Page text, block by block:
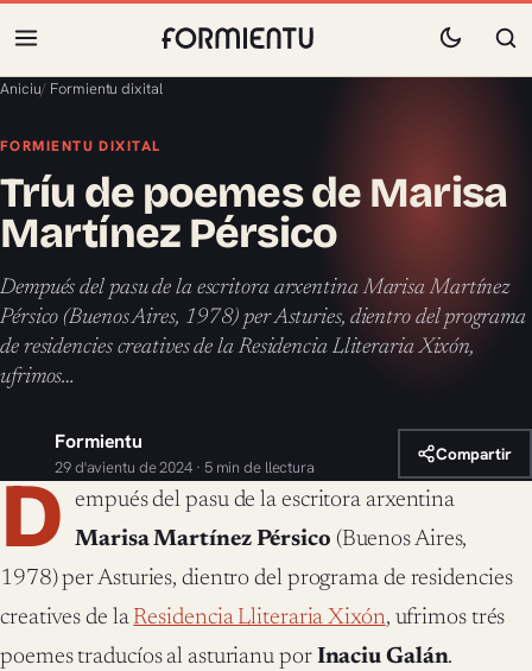
Aniciu/ Formientu dixital
FORMIENTU DIXITAL
Tríu de poemes de Marisa
Martínez Pérsico
Dempués del pasu de la escritora arxentina Marisa Martínez
Pérsico (Buenos Aires, 1978) per Asturies, dientro del programa
de residencies creatives de la Residencia Lliteraria Xixón,
ufrimos…
Formientu
29 d'avientu de 2024 · 5 min de llectura
Compartir
D empués del pasu de la escritora arxentina
Marisa Martínez Pérsico (Buenos Aires,
1978) per Asturies, dientro del programa de residencies
creatives de la Residencia Lliteraria Xixón, ufrimos trés
poemes traducíos al asturianu por Inaciu Galán.